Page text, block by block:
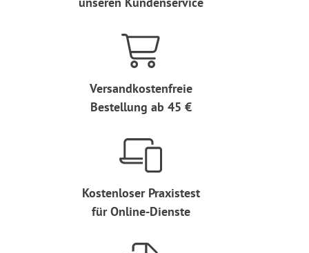
Versandkostenfreie
Bestellung ab 45 €
Kostenloser Praxistest
für Online-Dienste